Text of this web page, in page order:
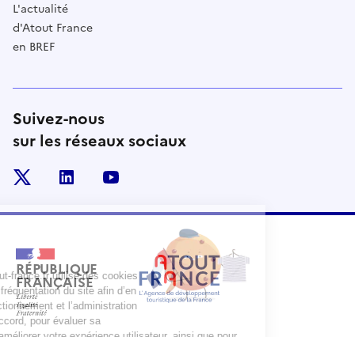
L'actualité
d'Atout France
en BREF
Suivez-nous
sur les réseaux sociaux
linkedin
RÉPUBLIQUE
FRANÇAISE